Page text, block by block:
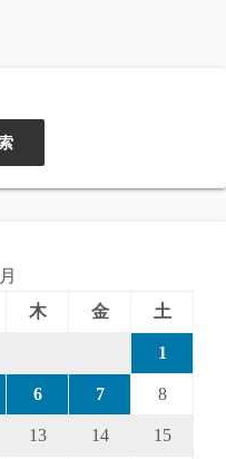
木 金 土
1
6 7 8
13 14 15